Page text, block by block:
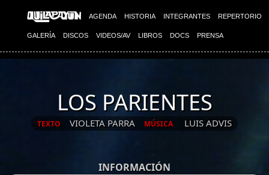
AGENDA HISTORIA INTEGRANTES REPERTORIO
GALERÍA DISCOS VIDEOS/AV LIBROS DOCS PRENSA
LOS PARIENTES
TEXTO VIOLETA PARRA MÚSICA LUIS ADVIS
INFORMACIÓN